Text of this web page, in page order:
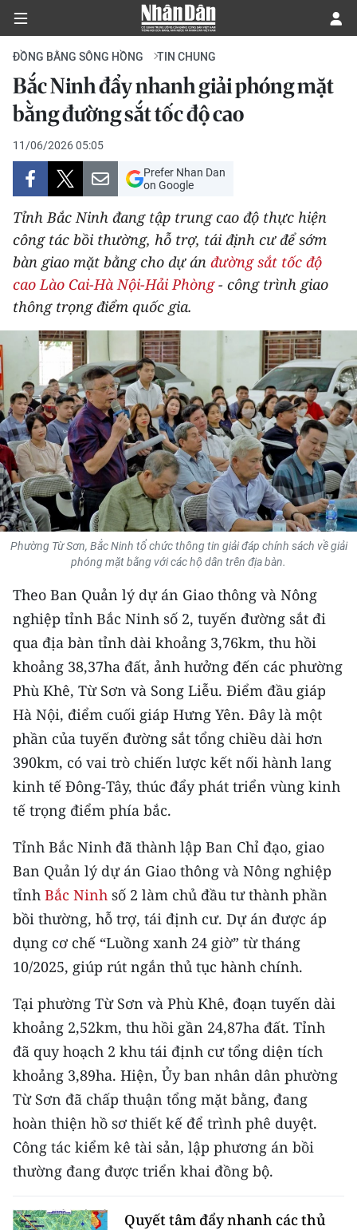
CHÍNH TRỊ
KINH TẾ
VĂN HÓA
XÃ HỘI
PHÁP LUẬT
DU LỊCH
THẾ GIỚI
THỂ THAO
GIÁO DỤC
Y TẾ
KHOA HỌC - CÔNG NGHỆ
MÔI TRƯỜNG
KIỂM CHỨNG THÔNG TIN
TRI THỨC CHUYÊN SÂU
54 DÂN TỘC VIỆT NAM
CHƯƠNG TRÌNH OCOP - MỖI XÃ
MỘT SẢN PHẨM
RADIO
E-Magazine
Video
Media Chính trị
Media Kinh tế
Media Văn hóa
Media Xã hội
Media Pháp luật
Media Du lịch
Media Thế giới
Media Thể thao
Media Giáo dục
ĐỒNG BẰNG SÔNG HỒNG TIN CHUNG
Bắc Ninh đẩy nhanh giải phóng mặt
bằng đường sắt tốc độ cao
11/06/2026 05:05
Prefer Nhan Dan
on Google
Tỉnh Bắc Ninh đang tập trung cao độ thực hiện
công tác bồi thường, hỗ trợ, tái định cư để sớm
bàn giao mặt bằng cho dự án đường sắt tốc độ
cao Lào Cai-Hà Nội-Hải Phòng- công trình giao
thông trọng điểm quốc gia.
Phường Từ Sơn, Bắc Ninh tổ chức thông tin giải đáp chính sách về giải
phóng mặt bằng với các hộ dân trên địa bàn.
Theo Ban Quản lý dự án Giao thông và Nông
nghiệp tỉnh Bắc Ninh số 2, tuyến đường sắt đi
qua địa bàn tỉnh dài khoảng 3,76km, thu hồi
khoảng 38,37ha đất, ảnh hưởng đến các phường
Phù Khê, Từ Sơn và Song Liễu. Điểm đầu giáp
Hà Nội, điểm cuối giáp Hưng Yên. Đây là một
phần của tuyến đường sắt tổng chiều dài hơn
390km, có vai trò chiến lược kết nối hành lang
kinh tế Đông-Tây, thúc đẩy phát triển vùng kinh
tế trọng điểm phía bắc.
Tỉnh Bắc Ninh đã thành lập Ban Chỉ đạo, giao
Ban Quản lý dự án Giao thông và Nông nghiệp
tỉnh Bắc Ninh số 2 làm chủ đầu tư thành phần
bồi thường, hỗ trợ, tái định cư. Dự án được áp
dụng cơ chế “Luồng xanh 24 giờ” từ tháng
10/2025, giúp rút ngắn thủ tục hành chính.
Tại phường Từ Sơn và Phù Khê, đoạn tuyến dài
khoảng 2,52km, thu hồi gần 24,87ha đất. Tỉnh
đã quy hoạch 2 khu tái định cư tổng diện tích
khoảng 3,89ha. Hiện, Ủy ban nhân dân phường
Từ Sơn đã chấp thuận tổng mặt bằng, đang
hoàn thiện hồ sơ thiết kế để trình phê duyệt.
Công tác kiểm kê tài sản, lập phương án bồi
thường đang được triển khai đồng bộ.
Quyết tâm đẩy nhanh các thủ